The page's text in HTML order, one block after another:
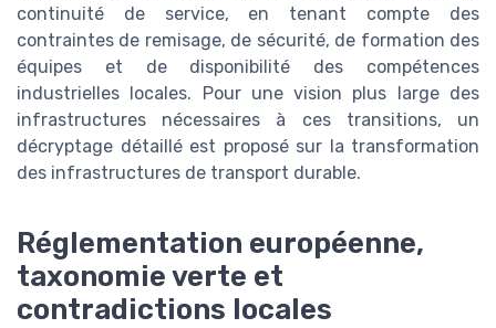
continuité de service, en tenant compte des
contraintes de remisage, de sécurité, de formation des
équipes et de disponibilité des compétences
industrielles locales. Pour une vision plus large des
infrastructures nécessaires à ces transitions, un
décryptage détaillé est proposé sur la transformation
des infrastructures de transport durable.
Réglementation européenne,
taxonomie verte et
contradictions locales